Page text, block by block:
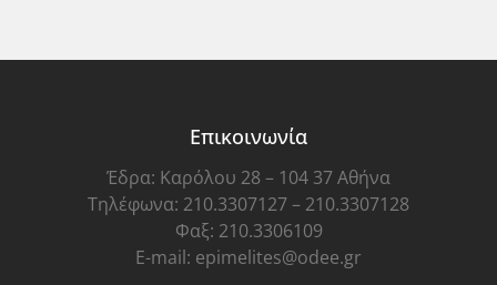
Επικοινωνία
Έδρα: Καρόλου 28 – 104 37 Αθήνα
Τηλέφωνα: 210.3307127 – 210.3307128
Φαξ: 210.3306109
E-mail: epimelites@odee.gr